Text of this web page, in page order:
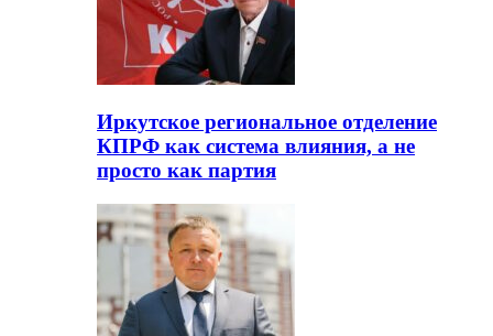
Иркутское региональное отделение
КПРФ как система влияния, а не
просто как партия